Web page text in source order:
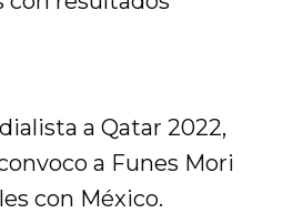
a Qatar 2022,
a Funes Mori
con México.